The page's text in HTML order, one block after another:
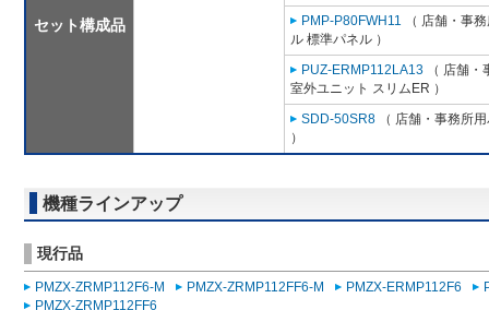
セット構成品
PMP-P80FWH11 （ 店舗・事
ル 標準パネル ）
PUZ-ERMP112LA13 （ 店舗
室外ユニット スリムER ）
SDD-50SR8 （ 店舗・事務所
）
機種ラインアップ
現行品
PMZX-ZRMP112F6-M PMZX-ZRMP112FF6-M PMZX-ERMP112F6
PMZX-ZRMP112FF6